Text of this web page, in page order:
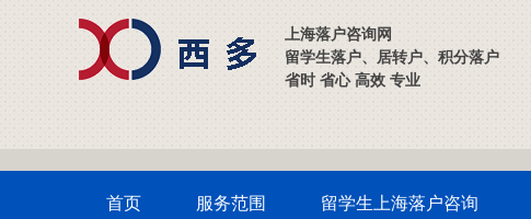
上海落户咨询网
留学生落户、居转户、积分落户
省时 省心 高效 专业
首页 服务范围 留学生上海落户咨询